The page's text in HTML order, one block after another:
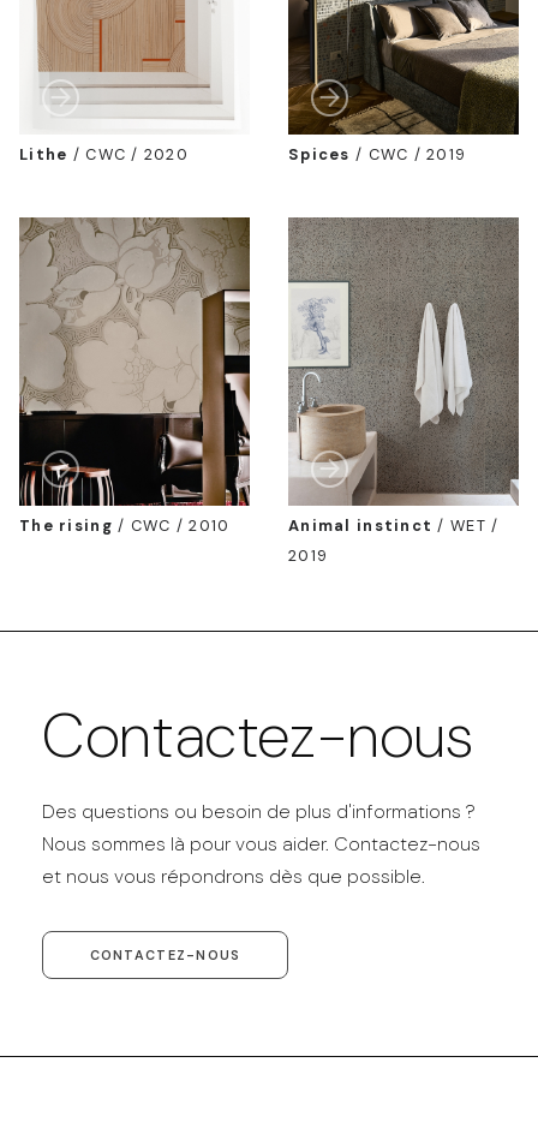
Lithe /CWC / 2020 Spices / CWC / 2019
The rising / CWC / 2010 Animal instinct /WET /
2019
Contactez-nous
Des questions ou besoin de plus d'informations ?
Nous sommes là pour vous aider. Contactez-nous
et nous vous répondrons dès que possible.
CONTACTEZ-NOUS